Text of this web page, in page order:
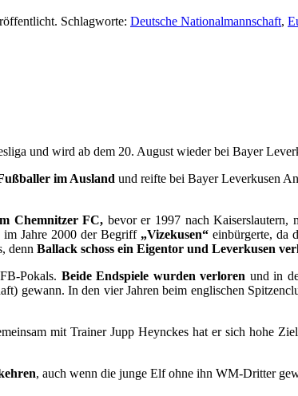
Schlagworte: Deutsche Nationalmannschaft,
und wird ab dem 20. August wieder bei Bayer
im Ausland und reifte bei Bayer Leverkusen
Chemnitzer FC, bevor er 1997 nach
im Jahre 2000 der Begriff „Vizekusen“ einbürgerte, da
denn Ballack schoss ein Eigentor und Leverkusen
Pokals. Beide Endspiele wurden verloren und in
gewann. In den vier Jahren beim englischen
mit Trainer Jupp Heynckes hat er sich hohe
, auch wenn die junge Elf ohne ihn WM-Dritter